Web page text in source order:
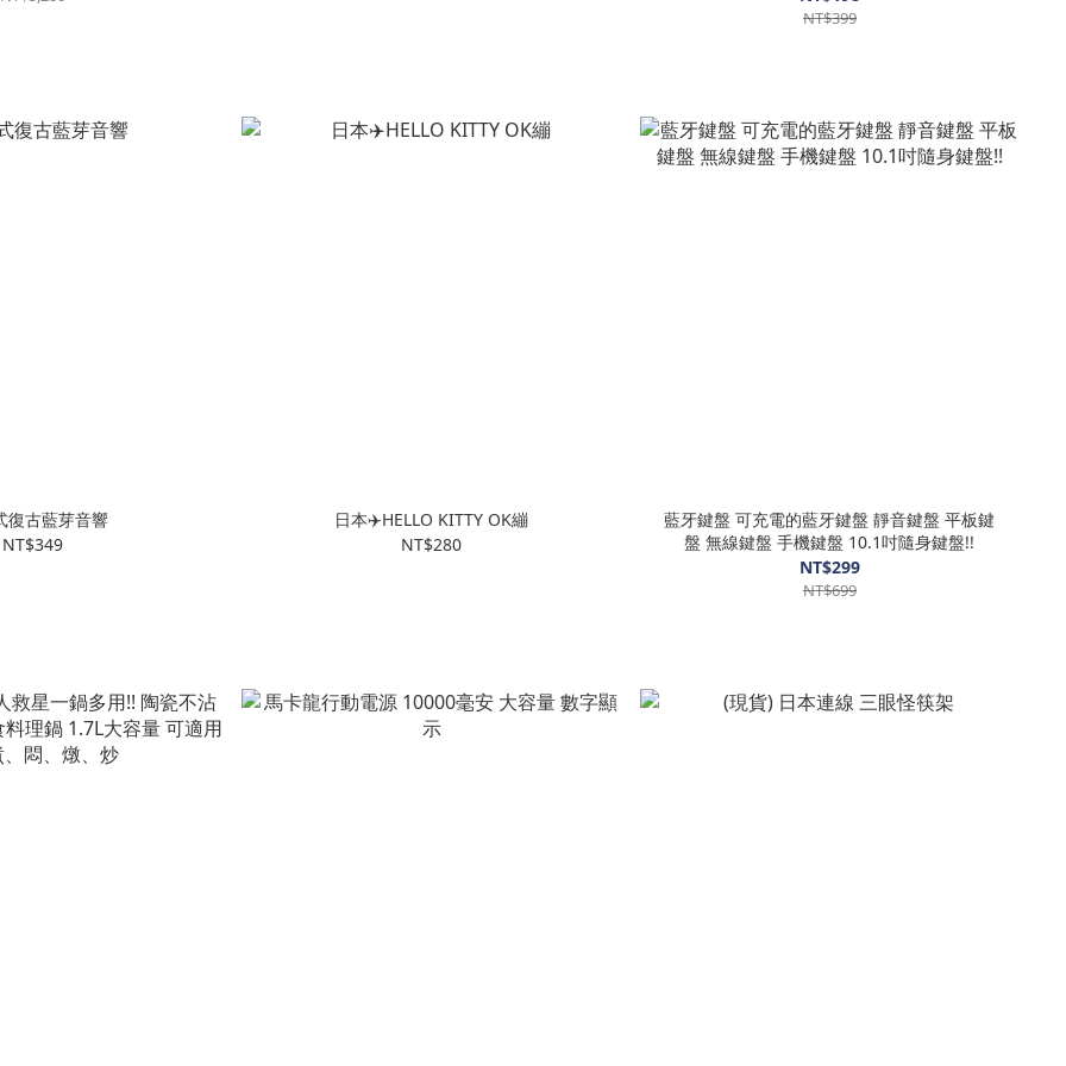
NT$399
復古藍芽音響
NT$349
日本✈️HELLO KITTY OK繃
NT$280
藍牙鍵盤 可充電的藍牙鍵盤 靜音鍵盤 平板鍵
盤 無線鍵盤 手機鍵盤 10.1吋隨身鍵盤!!
NT$299
NT$699